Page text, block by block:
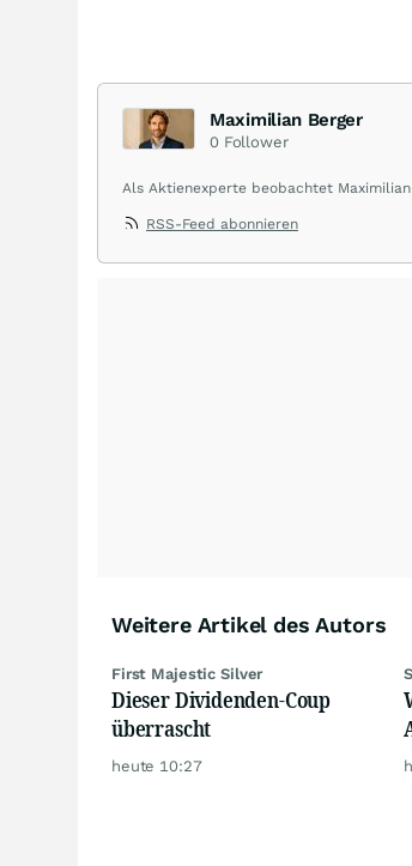
Maximilian Berger
0 Follower
Als Aktienexperte beobachtet
RSS-Feed abonnieren
Weitere Artikel des Autors
First Majestic Silver
Dieser Dividenden-Coup
überrascht
heute 10:27